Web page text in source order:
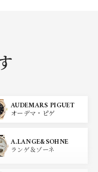
AUDEMARS PIGUET
オーデマ・ピゲ
A.LANGE&SOHNE
ランゲ＆ゾーネ